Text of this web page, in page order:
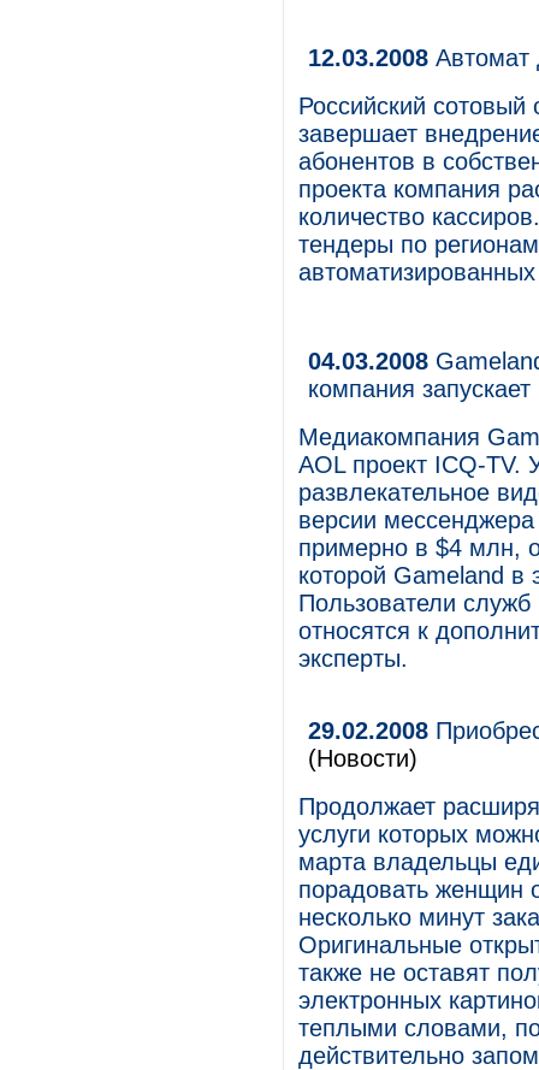
12.03.2008 Автомат
Российский
завершает
абонентов в
проекта компания
количество
тендеры по
04.03.2008
компания
Медиакомпания
AOL проект ICQ-TV.
развлекательное
версии
примерно в $4 млн,
которой Gameland в
Пользователи
относятся к
эксперты.
29.02.2008
(Новости)
Продолжает
услуги которых
марта владельцы
порадовать женщин
несколько минут
Оригинальные
также не оставят
электронных
теплыми словами,
действительно